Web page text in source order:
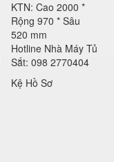
KTN: Cao 2000 *
Rộng 970 * Sâu
520 mm
Hotline Nhà Máy Tủ
Sắt: 098 2770404
Kệ Hồ Sơ